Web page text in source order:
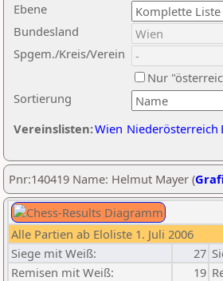
Ebene
Sortierung
Bundesland
Spgem./Kreis/Verein
Nur
Vereinslisten:Wien Niederösterreich
Pnr:140419 Name: Helmut Mayer (
Alle Partien ab Eloliste 1. Juli 2006
Siege mit Weiß:
27
Remisen mit Weiß:
19